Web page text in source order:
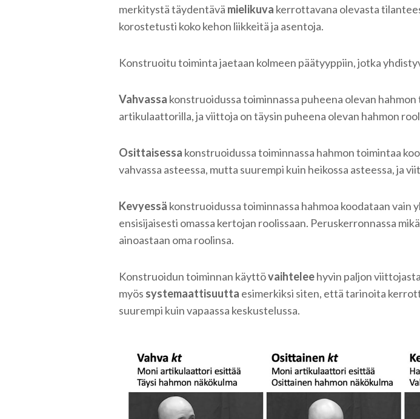
merkitystä täydentävä mielikuva kerrottavana olevasta
korostetusti koko kehon liikkeitä ja asentoja.
Konstruoitu toiminta jaetaan kolmeen päätyyppiin, jotka
Vahvassa konstruoidussa toiminnassa puheena olevan
artikulaattorilla, ja viittoja on täysin puheena olevan hahmon
Osittaisessa konstruoidussa toiminnassa hahmon toimintaa
vahvassa asteessa, mutta suurempi kuin heikossa asteessa, ja
Kevyessä konstruoidussa toiminnassa hahmoa koodataan
ensisijaisesti omassa kertojan roolissaan. Peruskerronnassa
ainoastaan oma roolinsa.
Konstruoidun toiminnan käyttövaihteleehyvin paljon
myös systemaattisuutta esimerkiksi siten, että tarinoita
suurempi kuin vapaassa keskustelussa.